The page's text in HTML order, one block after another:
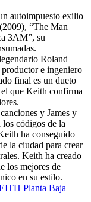
autoimpuesto exilio
“The Man
3AM”, su
Roland
e ingeniero
final es un dueto
el que Keith confirma
y James y
códigos de la
ha conseguido
la ciudad para crear
Keith ha creado
los mejores de
en su estilo.